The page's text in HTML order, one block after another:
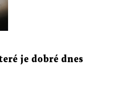
je dobré dnes